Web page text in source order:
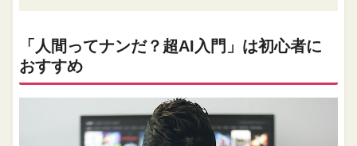
「人間ってナンだ？超AI入門」は初心者に
おすすめ